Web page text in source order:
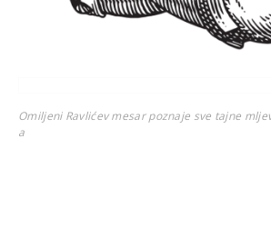
Omiljeni Ravlićev mesar poznaje sve tajne
a